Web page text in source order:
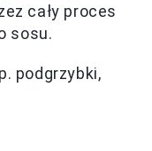
cały proces
sosu.
podgrzybki,